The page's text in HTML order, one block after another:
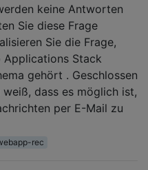
keine Antworten
Sie diese Frage
Sie die Frage,
Applications Stack
gehört . Geschlossen
dass es möglich ist,
per E-Mail zu
rec